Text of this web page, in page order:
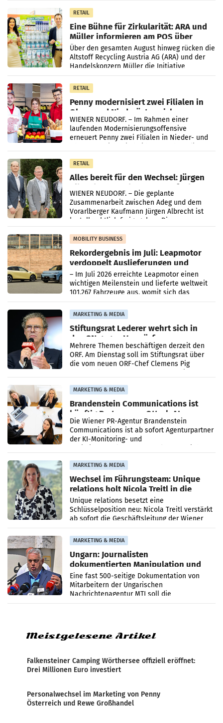
RETAIL
Eine Bühne für Zirkularität: ARA und
Müller informieren am POS über
Kreislauffähigkeit
Über den gesamten August hinweg rücken die
Altstoff Recycling Austria AG (ARA) und der
Handelskonzern Müller die Initiative
„Kreislauf-Helden“ in allen österreichischen
Müller-Filialen
RETAIL
Penny modernisiert zwei Filialen in
Ober- und Niederösterreich
WIENER NEUDORF. – Im Rahmen einer
laufenden Modernisierungsoffensive
erneuert Penny zwei Filialen in Nieder- und
RETAIL
Alles bereit für den Wechsel: Jürgen
Albrecht setzt ab 1.1.2027 auf Adeg
WIENER NEUDORF. – Die geplante
Zusammenarbeit zwischen Adeg und dem
Vorarlberger Kaufmann Jürgen Albrecht ist
kartellrechtlich freigegeben: Die
Bundeswettbewerbsbehörde und der
Bundeskartellanwalt
MOBILITY BUSINESS
Rekordergebnis im Juli: Leapmotor
verdoppelt Auslieferungen und
überschreitet die 100.000er-Marke
– Im Juli 2026 erreichte Leapmotor einen
wichtigen Meilenstein und lieferte weltweit
101.267 Fahrzeuge aus, womit sich das
Ergebnis gegenüber Juli 2025 mehr als
verdoppelte (+102
MARKETING & MEDIA
Stiftungsrat Lederer wehrt sich in
den SN gegen Vorwürfe
Mehrere Themen beschäftigen derzeit den
ORF. Am Dienstag soll im Stiftungsrat über
die vom neuen ORF-Chef Clemens Pig
MARKETING & MEDIA
Brandenstein Communications ist
künftig Partner von OtterlyAI
Die Wiener PR-Agentur Brandenstein
Communications ist ab sofort Agenturpartner
der KI-Monitoring- und
MARKETING & MEDIA
Wechsel im Führungsteam: Unique
relations holt Nicola Treitl in die
Geschäftsleitung
Unique relations besetzt eine
Schlüsselposition neu: Nicola Treitl verstärkt
ab sofort die Geschäftsleitung der Wiener
PR-Agentur an der Seite von Josef Kalina und
Anna Kalina-Mahr.
MARKETING & MEDIA
Ungarn: Journalisten
dokumentierten Manipulation und
Zensur
Eine fast 500-seitige Dokumentation von
Mitarbeitern der Ungarischen
Nachrichtenagentur MTI soll die
systematische Nachrichten-Manipulation und
Meistgelesene Artikel
Falkensteiner Camping Wörthersee offiziell eröffnet:
Drei Millionen Euro investiert
Personalwechsel im Marketing von Penny
Österreich und Rewe Großhandel